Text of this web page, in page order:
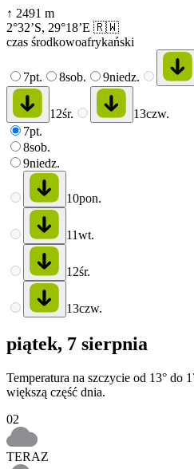
↑ 2491 m
2°32’S, 29°18’E 🇷🇼
czas środkowoafrykański
7pt. 8sob. 9niedz.
12śr. 13czw.
7pt.
8sob.
9niedz.
10pon.
11wt.
12śr.
13czw.
piątek, 7 sierpnia
Temperatura na szczycie od 13° do
większą część dnia.
02
TERAZ